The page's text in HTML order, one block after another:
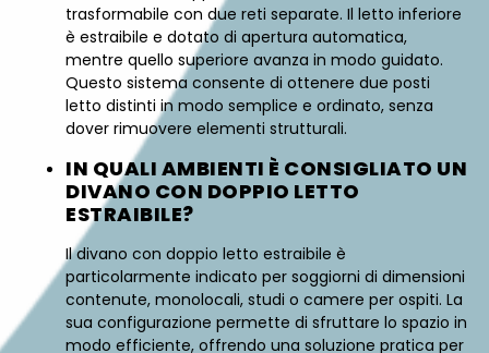
trasformabile con due reti separate. Il letto inferiore
è estraibile e dotato di apertura automatica,
mentre quello superiore avanza in modo guidato.
Questo sistema consente di ottenere due posti
letto distinti in modo semplice e ordinato, senza
dover rimuovere elementi strutturali.
IN QUALI AMBIENTI È CONSIGLIATO UN
DIVANO CON DOPPIO LETTO
ESTRAIBILE?
Il divano con doppio letto estraibile è
particolarmente indicato per soggiorni di dimensioni
contenute, monolocali, studi o camere per ospiti. La
sua configurazione permette di sfruttare lo spazio in
modo efficiente, offrendo una soluzione pratica per